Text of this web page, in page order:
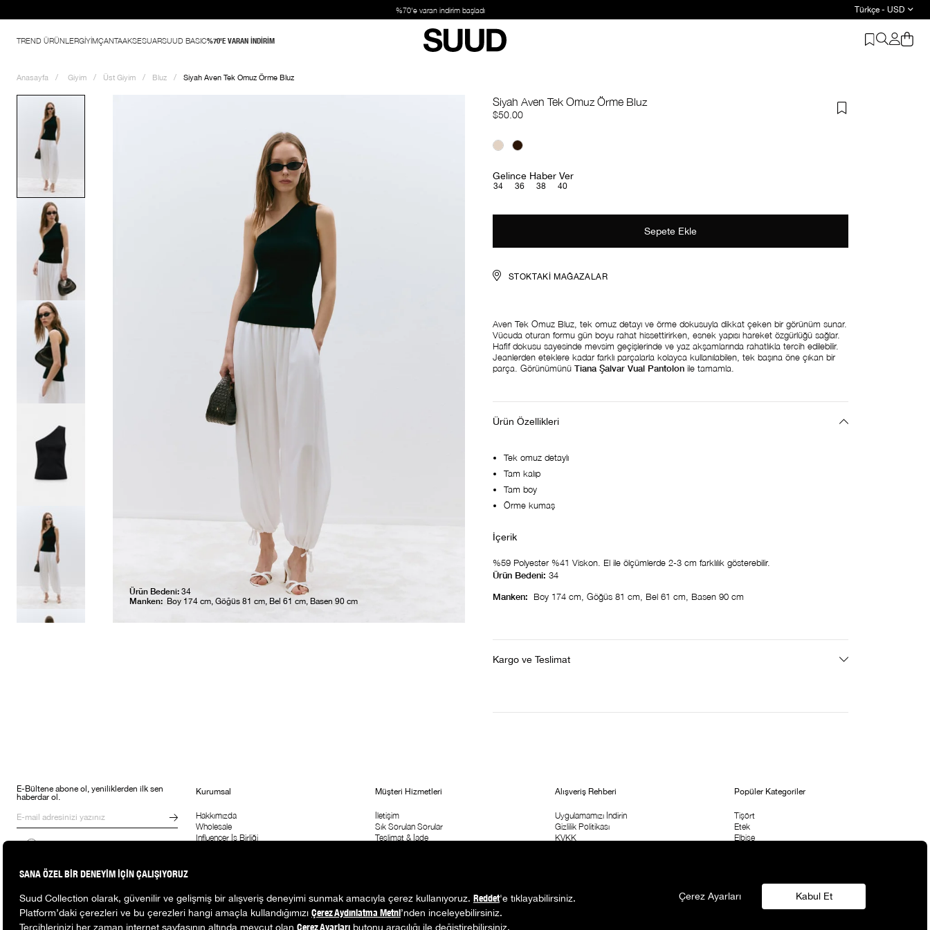
Türkçe - USD
TREND ÜRÜNLERGİYİMÇANTAAKSESUARSUUD BASIC%70'E VARAN İNDİRİM
Anasayfa Giyim Üst Giyim Bluz Siyah Aven Tek Omuz Örme Bluz
Ürün Bedeni: 34
Manken: Boy 174 cm, Göğüs 81 cm, Bel 61 cm, Basen 90 cm
Siyah Aven Tek Omuz Örme Bluz
$50.00
Gelince Haber Ver
34 36 38 40
STOKTAKI MAĞAZALAR
Aven Tek Omuz Bluz, tek omuz detayı ve örme dokusuyla dikkat çeken bir görünüm sunar.
Vücuda oturan formu gün boyu rahat hissettirirken, esnek yapısı hareket özgürlüğü sağlar.
Hafif dokusu sayesinde mevsim geçişlerinde ve yaz akşamlarında rahatlıkla tercih edilebilir.
Jeanlerden eteklere kadar farklı parçalarla kolayca kullanılabilen, tek başına öne çıkan bir
parça. Görünümünü Tiana Şalvar Vual Pantolon ile tamamla.
Ürün Özellikleri
Tek omuz detaylı
Tam kalıp
Tam boy
Örme kumaş
%59 Polyester %41 Viskon. El ile ölçümlerde 2-3 cm farklılık gösterebilir.
Ürün Bedeni: 34
Manken:
Boy 174 cm, Göğüs 81 cm, Bel 61 cm, Basen 90 cm
Kargo ve Teslimat
E-Bültene abone ol, yeniliklerden ilk sen
haberdar ol.
Kampanyalar, ürünler ve değişiklikler
sözleşmesine buradan ulaşabilirsin
Kurumsal
Hakkımızda
Wholesale
Influencer İş Birliği
Müşteri Hizmetleri
İletişim
Sık Sorulan Sorular
Teslimat & İade
Alışveriş Rehberi
Uygulamamızı İndirin
Gizlilik Politikası
KVKK
Popüler Kategoriler
Tişört
Etek
Elbise